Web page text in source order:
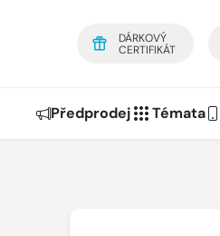
DÁRKOVÝ
CERTIFIKÁT
Předprodej Témata